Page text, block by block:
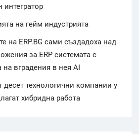
интегратор
на гейм индустрията
на ERP.BG сами създадоха над
за ERP системата с
вградения в нея AI
десет технологични компании у
хибридна работа